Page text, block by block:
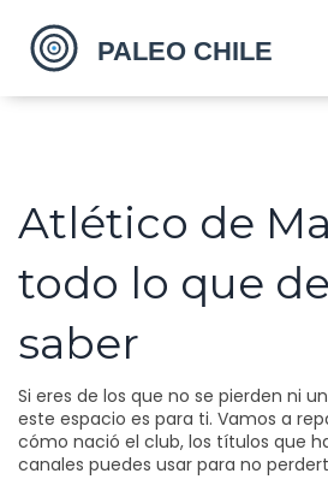
Atlético de
todo lo que
saber
Si eres de los que no se pierden ni
este espacio es para ti. Vamos a
cómo nació el club, los títulos que
canales puedes usar para no